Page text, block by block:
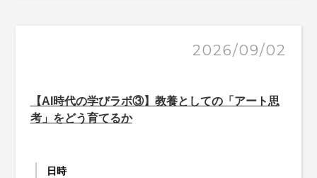
2026/09/02
【AI時代の学びラボ③】教養としての「アート思
考」をどう育てるか
日時